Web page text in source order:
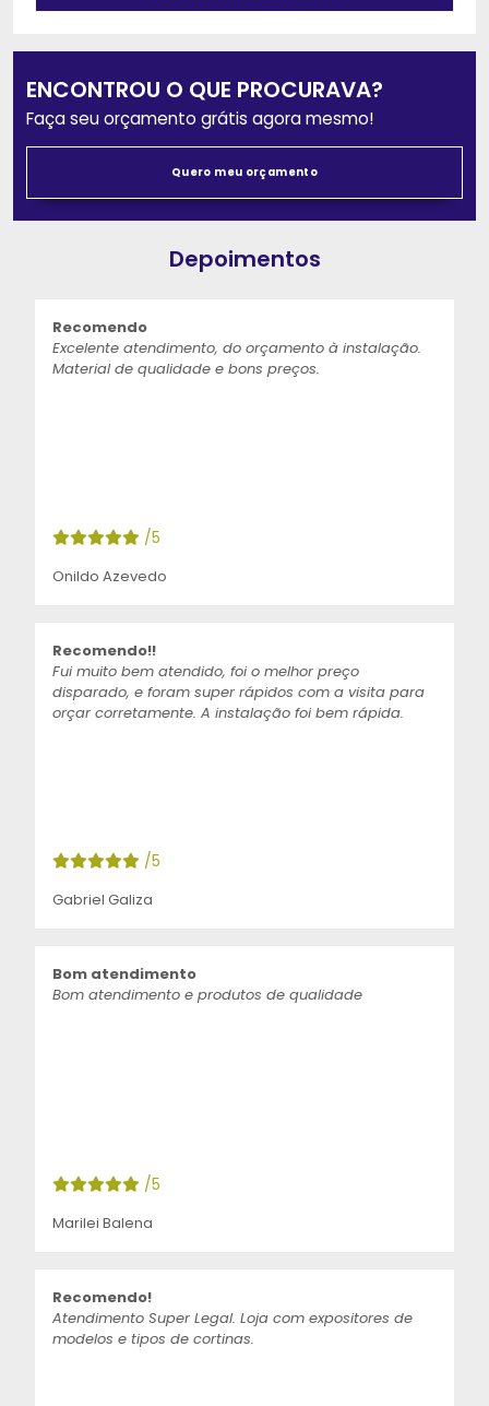
ENCONTROU O QUE PROCURAVA?
Faça seu orçamento grátis agora mesmo!
Quero meu orçamento
Depoimentos
Recomendo
Excelente atendimento, do orçamento à instalação.
Material de qualidade e bons preços.
/5
Onildo Azevedo
Recomendo!!
Fui muito bem atendido, foi o melhor preço
disparado, e foram super rápidos com a visita para
orçar corretamente. A instalação foi bem rápida.
/5
Gabriel Galiza
Bom atendimento
Bom atendimento e produtos de qualidade
/5
Marilei Balena
Recomendo!
Atendimento Super Legal. Loja com expositores de
modelos e tipos de cortinas.